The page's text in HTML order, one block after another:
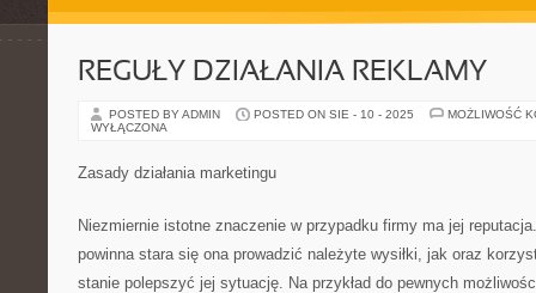
REGUŁY DZIAŁANIA REKLAMY
POSTED BY ADMIN POSTED ON SIE - 10 - 2025
MOŻLIWOŚĆ
WYŁĄCZONA
Zasady działania marketingu
Niezmiernie istotne znaczenie w przypadku firmy ma jej
powinna stara się ona prowadzić należyte wysiłki, jak oraz
stanie polepszyć jej sytuację. Na przykład do pewnych